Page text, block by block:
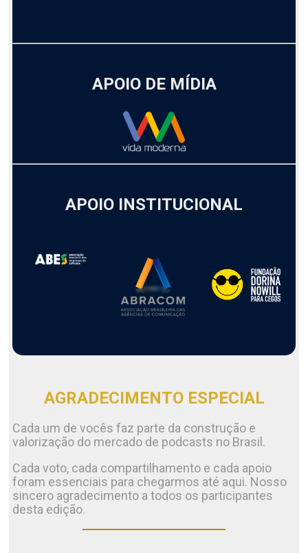
APOIO DE MÍDIA
APOIO INSTITUCIONAL
AGRADECIMENTO ESPECIAL
Cada um de vocês faz parte da construção e
valorização do mercado de podcasts no Brasil.
Cada voto, cada compartilhamento e cada apoio
foram essenciais para chegarmos até aqui. Nosso
sincero agradecimento a todos os participantes
desta edição.